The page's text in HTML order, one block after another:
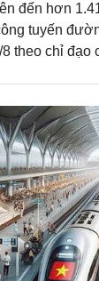
đến hơn
tuyến
theo chỉ đạo